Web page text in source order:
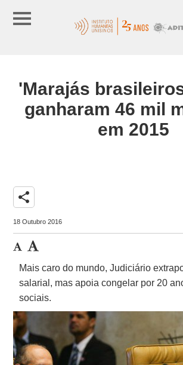
'Marajás
ganharam 46 mil
em 2015
share
18 Outubro 2016
Mais caro do mundo, Judiciário
salarial, mas apoia congelar por 20
sociais.